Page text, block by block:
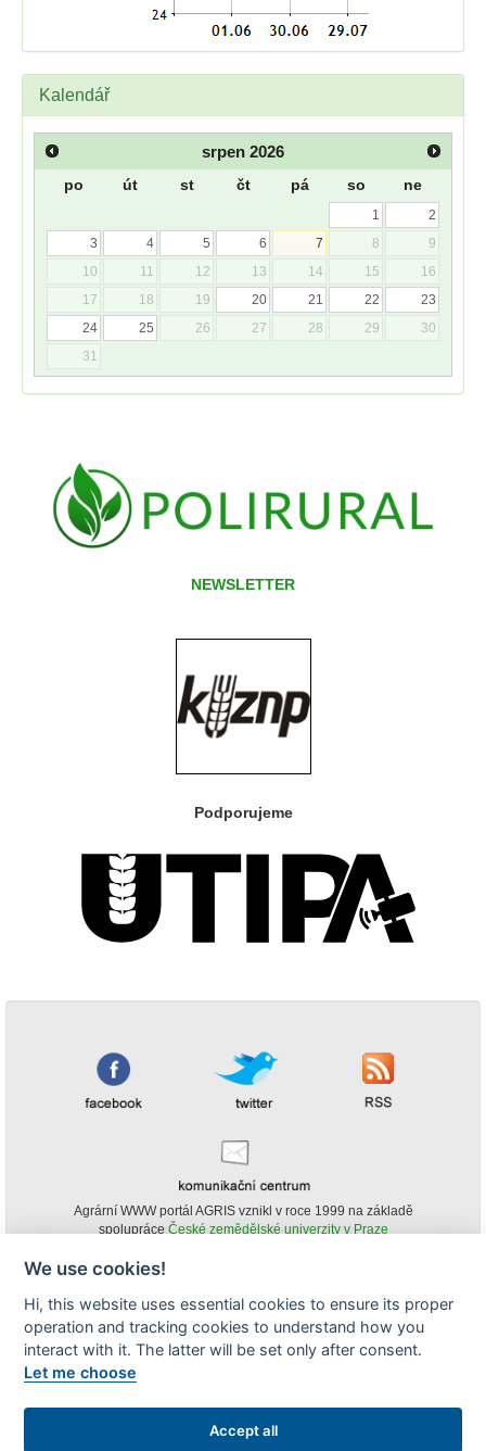
Kalendář
srpen 2026
po út st čt pá so ne
1
2
3
4 5 6 7 8
9
10
11 12 13 14 15
16
17
18 19 20 21 22
23
24
25 26 27 28 29
30
31
NEWSLETTER
Podporujeme
Agrární WWW portál AGRIS vznikl v roce 1999 na základě
spolupráce České zemědělské univerzity v Praze
obsahu agrárního WWW portálu AGRIS je možné
(pokud není uvedeno jinak) pouze za podmínky uvedení zdroje v podobě
www.agris.cz a data publikace v AGRISu.
We use cookies!
Hi, this website uses essential cookies to ensure its proper
operation and tracking cookies to understand how you
interact with it. The latter will be set only after consent.
Let me choose
Accept all